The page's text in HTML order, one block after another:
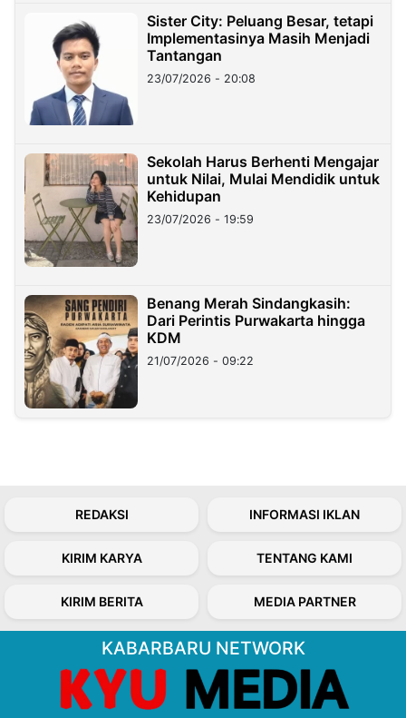
Sister City: Peluang Besar, tetapi
Implementasinya Masih Menjadi
Tantangan
23/07/2026 - 20:08
Sekolah Harus Berhenti Mengajar
untuk Nilai, Mulai Mendidik untuk
Kehidupan
23/07/2026 - 19:59
Benang Merah Sindangkasih:
Dari Perintis Purwakarta hingga
KDM
21/07/2026 - 09:22
REDAKSI INFORMASI IKLAN
KIRIM KARYA TENTANG KAMI
KIRIM BERITA MEDIA PARTNER
KABARBARU NETWORK